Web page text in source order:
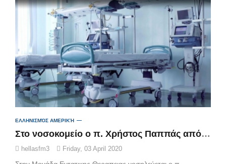
ΕΛΛΗΝΙΣΜΌΣ ΑΜΕΡΙΚΉ
Στο νοσοκομείο ο π. Χρήστος Παππάς από την κοινότητα Φερβιου
hellasfm3 Friday, 03 April 2020